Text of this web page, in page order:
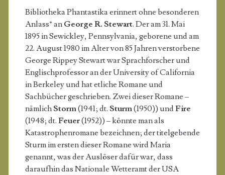
Bibliotheka Phantastika erinnert ohne besonderen
Anlass* an George R. Stewart. Der am 31. Mai
1895 in Sewickley, Pennsylvania, geborene und am
22. August 1980 im Alter von 85 Jahren verstorbene
George Rippey Stewart war Sprachforscher und
Englischprofessor an der University of California
in Berkeley und hat etliche Romane und
Sachbücher geschrieben. Zwei dieser Romane –
nämlichStorm(1941; dt. Sturm(1950)) undFire
(1948; dt. Feuer(1952)) – könnte man als
Katastrophenromane bezeichnen; der titelgebende
Sturm im ersten dieser Romane wird Maria
genannt, was der Auslöser dafür war, dass
daraufhin das Nationale Wetteramt der USA